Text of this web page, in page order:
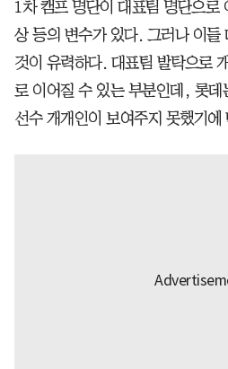
1차 캠프 명단이 대표팀 명단으로
상 등의 변수가 있다. 그러나 이들
것이 유력하다. 대표팀 발탁으로
로 이어질 수 있는 부분인데, 롯데
선수 개개인이 보여주지 못했기에